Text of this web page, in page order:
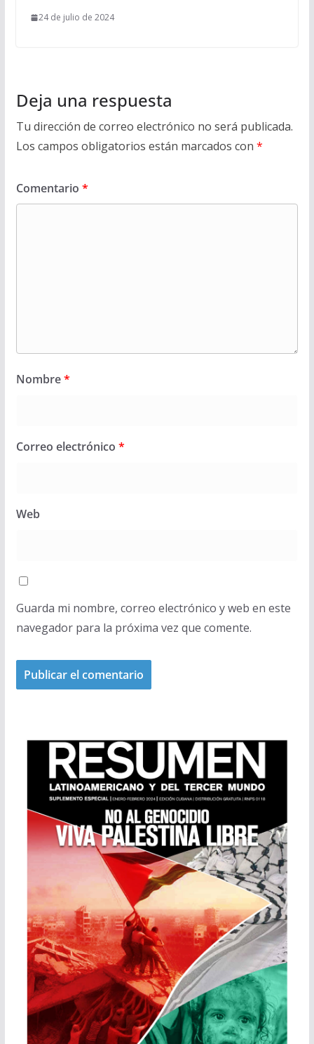
24 de julio de 2024
Deja una respuesta
Tu dirección de correo electrónico no será publicada.
Los campos obligatorios están marcados con *
Comentario *
Nombre*
Correo electrónico *
Web
Guarda mi nombre, correo electrónico y web en este
navegador para la próxima vez que comente.